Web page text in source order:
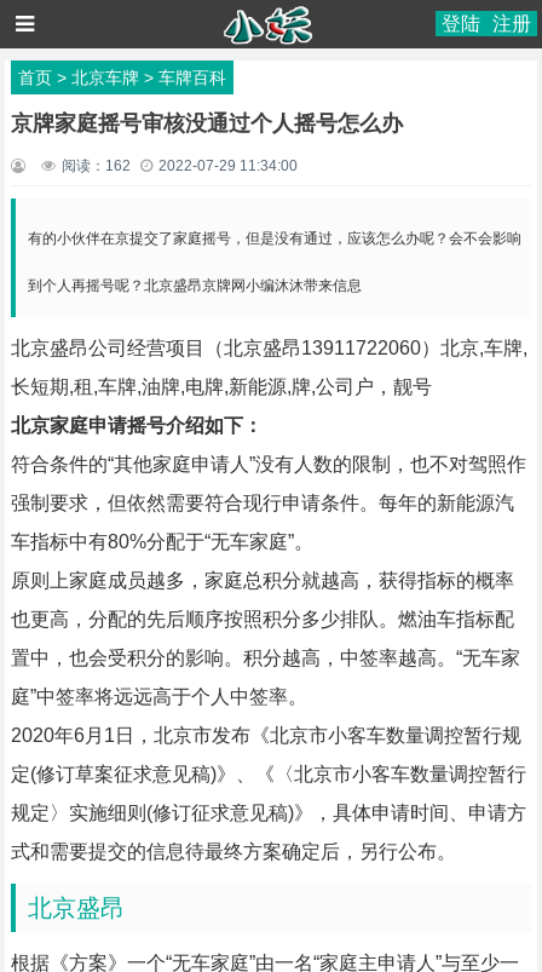
登陆 注册
首页> 北京车牌> 车牌百科
京牌家庭摇号审核没通过个人摇号怎么办
阅读： 162 2022-07-29 11:34:00
有的小伙伴在京提交了家庭摇号，但是没有通过，应该怎么办呢？会不会影响
到个人再摇号呢？北京盛昂京牌网小编沐沐带来信息
北京盛昂公司经营项目（北京盛昂13911722060）北京,车牌,
长短期,租,车牌,油牌,电牌,新能源,牌,公司户，靓号
北京家庭申请摇号介绍如下：
符合条件的“其他家庭申请人”没有人数的限制，也不对驾照作
强制要求，但依然需要符合现行申请条件。每年的新能源汽
车指标中有80%分配于“无车家庭”。
原则上家庭成员越多，家庭总积分就越高，获得指标的概率
也更高，分配的先后顺序按照积分多少排队。燃油车指标配
置中，也会受积分的影响。积分越高，中签率越高。“无车家
庭”中签率将远远高于个人中签率。
2020年6月1日，北京市发布《北京市小客车数量调控暂行规
定(修订草案征求意见稿)》、《〈北京市小客车数量调控暂行
规定〉实施细则(修订征求意见稿)》，具体申请时间、申请方
式和需要提交的信息待最终方案确定后，另行公布。
北京盛昂
根据《方案》一个“无车家庭”由一名“家庭主申请人”与至少一